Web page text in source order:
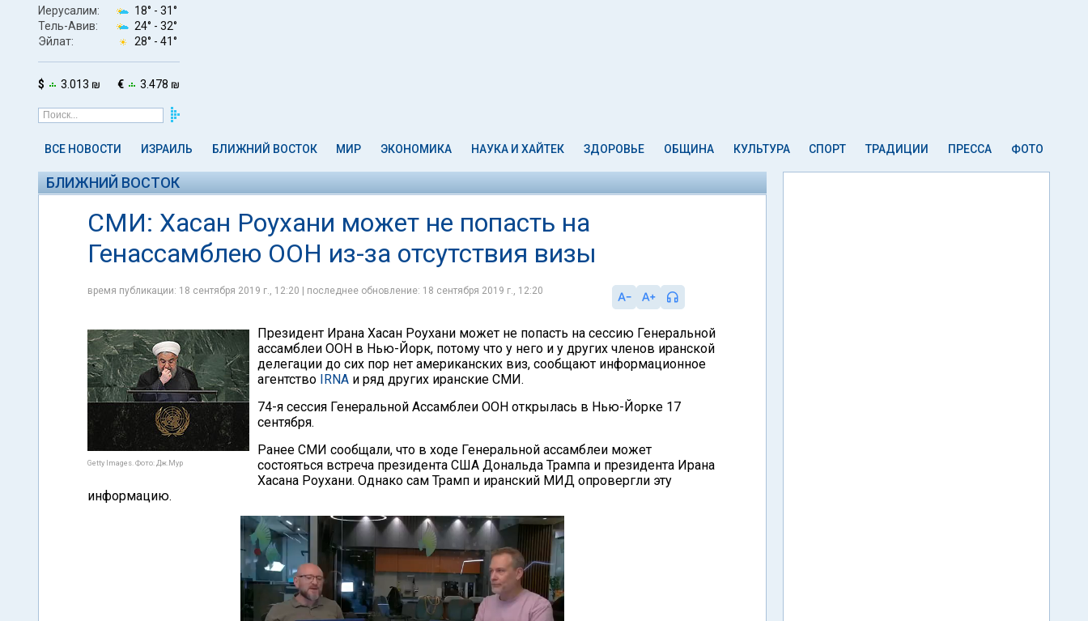
Иерусалим: 18° - 31°
Тель-Авив:
24° - 32°
Эйлат:
28° - 41°
$ 3.013 ₪ € 3.478 ₪
ВСЕ НОВОСТИ ИЗРАИЛЬ БЛИЖНИЙ ВОСТОК МИР ЭКОНОМИКА НАУКА И ХАЙТЕК ЗДОРОВЬЕ ОБЩИНА КУЛЬТУРА СПОРТ ТРАДИЦИИ ПРЕССА ФОТО
БЛИЖНИЙ ВОСТОК
СМИ: Хасан Роухани может не попасть на
Генассамблею ООН из-за отсутствия визы
время публикации: 18 сентября 2019 г., 12:20 | последнее обновление: 18 сентября 2019 г., 12:20
Getty Images. Фото: Дж.Мур
Президент Ирана Хасан Роухани может не попасть на сессию Генеральной
ассамблеи ООН в Нью-Йорк, потому что у него и у других членов иранской
делегации до сих пор нет американских виз, сообщают информационное
агентство IRNA и ряд других иранские СМИ.
74-я сессия Генеральной Ассамблеи ООН открылась в Нью-Йорке 17
сентября.
Ранее СМИ сообщали, что в ходе Генеральной ассамблеи может
состояться встреча президента США Дональда Трампа и президента Ирана
Хасана Роухани. Однако сам Трамп и иранский МИД опровергли эту
информацию.